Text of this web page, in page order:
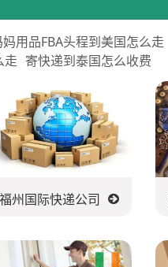
妈用品FBA头程到美国怎么走
走 寄快递到泰国怎么收费
福州国际快递公司